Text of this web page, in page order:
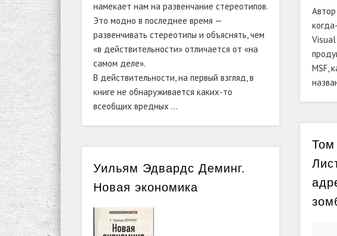
намекает нам на развенчание стереотипов.
Это модно в последнее время —
развенчивать стереотипы и объяснять, чем
«в действительности» отличается от «на
самом деле».
В действительности, на первый взгляд, в
книге не обнаруживается каких-то
всеобщих вредных …
Visual
MSF,
Том
Уильям Эдвардс Деминг.
Новая экономика